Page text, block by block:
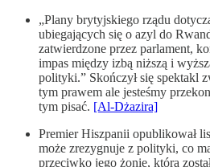
„Plany brytyjskiego rządu
ubiegających się o azyl do
zatwierdzone przez parlament,
impas między izbą niższą i
polityki.” Skończył się spektakl
tym prawem ale jesteśmy
tym pisać. [Al-Dżazira]
Premier Hiszpanii opublikował
może zrezygnuje z polityki, co
przeciwko jego żonie, która